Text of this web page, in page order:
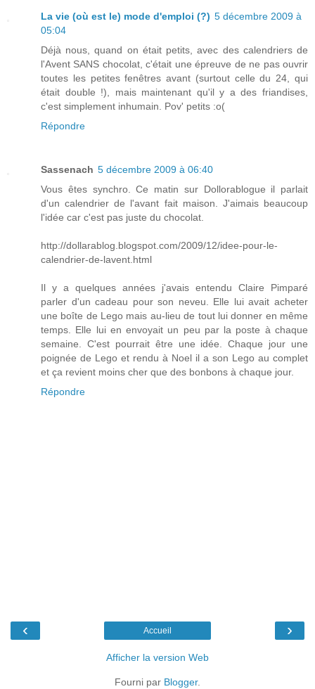
La vie (où est le) mode d'emploi (?) 5 décembre 2009 à
05:04
Déjà nous, quand on était petits, avec des calendriers de
l'Avent SANS chocolat, c'était une épreuve de ne pas ouvrir
toutes les petites fenêtres avant (surtout celle du 24, qui
était double !), mais maintenant qu'il y a des friandises,
c'est simplement inhumain. Pov' petits :o(
Répondre
Sassenach 5 décembre 2009 à 06:40
Vous êtes synchro. Ce matin sur Dollorablogue il parlait
d'un calendrier de l'avant fait maison. J'aimais beaucoup
l'idée car c'est pas juste du chocolat.
http://dollarablog.blogspot.com/2009/12/idee-pour-le-
calendrier-de-lavent.html
Il y a quelques années j'avais entendu Claire Pimparé
parler d'un cadeau pour son neveu. Elle lui avait acheter
une boîte de Lego mais au-lieu de tout lui donner en même
temps. Elle lui en envoyait un peu par la poste à chaque
semaine. C'est pourrait être une idée. Chaque jour une
poignée de Lego et rendu à Noel il a son Lego au complet
et ça revient moins cher que des bonbons à chaque jour.
Répondre
‹ ›
Accueil
Afficher la version Web
Fourni par Blogger.